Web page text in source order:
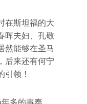
在斯坦福的大
晖夫妇、孔敬
然能够在圣马
后来还有何宁
引领！